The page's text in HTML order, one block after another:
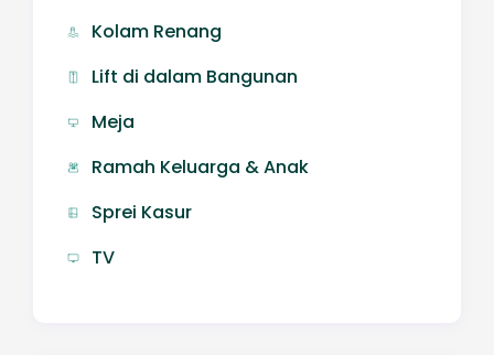
Kolam Renang
Lift di dalam Bangunan
Meja
Ramah Keluarga & Anak
Sprei Kasur
TV